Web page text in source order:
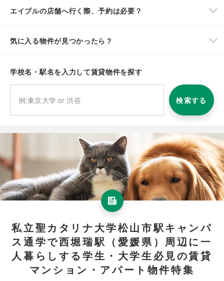
エイブルの店舗へ行く際、予約は必要？
気に入る物件が見つかったら？
学校名・駅名を入力して賃貸物件を探す
検索する
私立聖カタリナ大学松山市駅キャンパ
ス通学で西堀瑞駅（愛媛県）周辺に一
人暮らしする学生・大学生必見の賃貸
マンション・アパート物件特集